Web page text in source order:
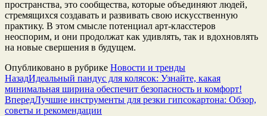
пространства, это сообщества, которые объединяют людей,
стремящихся создавать и развивать свою искусственную
практику. В этом смысле потенциал арт-класстеров
неоспорим, и они продолжат как удивлять, так и вдохновлять
на новые свершения в будущем.
Опубликовано в рубрике Новости и тренды
НазадИдеальный пандус для колясок: Узнайте, какая
минимальная ширина обеспечит безопасность и комфорт!
ВпередЛучшие инструменты для резки гипсокартона: Обзор,
советы и рекомендации